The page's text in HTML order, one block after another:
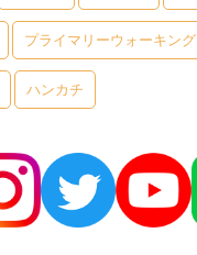
プライマリーウォーキング
ハンカチ